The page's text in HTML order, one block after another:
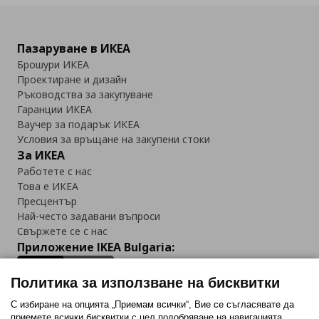
Пазаруване в ИКЕА
Брошури ИКЕА
Проектиране и дизайн
Ръководства за закупуване
Гаранции ИКЕА
Ваучер за подарък ИКЕА
Условия за връщане на закупени стоки
За ИКЕА
Работете с нас
Това е ИКЕА
Пресцентър
Най-често задавани въпроси
Свържете се с нас
Приложение IKEA Bulgaria:
Политика за използване на бисквитки
С избиране на опцията „Приемам всички“, Вие се съгласявате да